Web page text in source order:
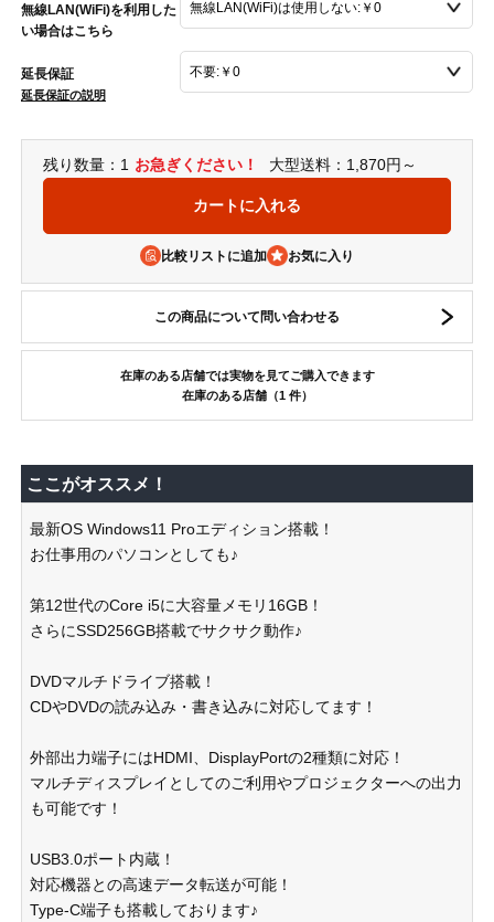
無線LAN(WiFi)を利用した
い場合はこちら
延長保証
延長保証の説明
残り数量：1 お急ぎください！ 大型送料：1,870円～
比較リストに追加
この商品について問い合わせる
在庫のある店舗では実物を見てご購入できます
在庫のある店舗（1 件）
ここがオススメ！
最新OS Windows11 Proエディション搭載！
お仕事用のパソコンとしても♪
第12世代のCore i5に大容量メモリ16GB！
さらにSSD256GB搭載でサクサク動作♪
DVDマルチドライブ搭載！
CDやDVDの読み込み・書き込みに対応してます！
外部出力端子にはHDMI、DisplayPortの2種類に対応！
マルチディスプレイとしてのご利用やプロジェクターへの出力
も可能です！
USB3.0ポート内蔵！
対応機器との高速データ転送が可能！
Type-C端子も搭載しております♪